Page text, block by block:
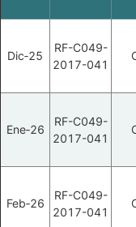
Dic‑25
RF-C049-
2017-041
Ene‑26
RF-C049-
2017-041
Feb‑26
RF-C049-
2017-041